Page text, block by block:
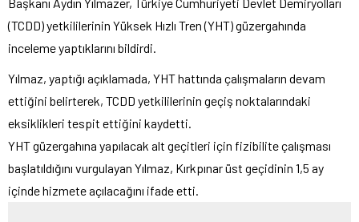
(TCDD) yetkililerinin Yüksek Hızlı Tren (YHT) güzergahında
inceleme yaptıklarını bildirdi.
Yılmaz, yaptığı açıklamada, YHT hattında çalışmaların devam
ettiğini belirterek, TCDD yetkililerinin geçiş noktalarındaki
eksiklikleri tespit ettiğini kaydetti.
YHT güzergahına yapılacak alt geçitleri için fizibilite çalışması
başlatıldığını vurgulayan Yılmaz, Kırkpınar üst geçidinin 1,5 ay
içinde hizmete açılacağını ifade etti.